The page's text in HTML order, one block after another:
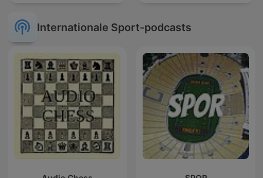
Internationale Sport-podcasts